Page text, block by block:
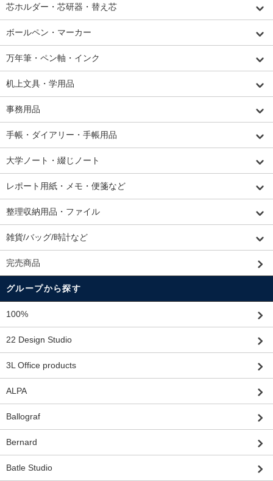
芯ホルダー・芯研器・替え芯
ボールペン・マーカー
万年筆・ペン軸・インク
机上文具・学用品
事務用品
手帳・ダイアリー・手帳用品
大学ノート・綴じノート
レポート用紙・メモ・便箋など
整理収納用品・ファイル
雑貨/バッグ/時計など
完売商品
グループから探す
100%
22 Design Studio
3L Office products
ALPA
Ballograf
Bernard
Batle Studio